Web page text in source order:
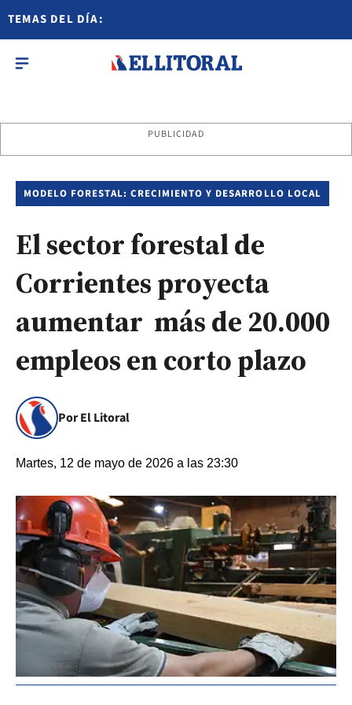
TEMAS DEL DÍA:
PUBLICIDAD
MODELO FORESTAL: CRECIMIENTO Y DESARROLLO LOCAL
El sector forestal de
Corrientes proyecta
aumentar más de 20.000
empleos en corto plazo
Por El Litoral
Martes, 12 de mayo de 2026 a las 23:30